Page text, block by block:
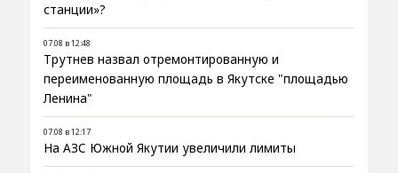
станции»?
07.08 в 12:48
Трутнев назвал отремонтированную и
переименованную площадь в Якутске "площадью
Ленина"
07.08 в 12:17
На АЗС Южной Якутии увеличили лимиты